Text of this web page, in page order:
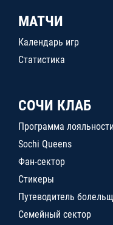
МАТЧИ
Календарь игр
Статистика
СОЧИ КЛАБ
Программа лояльности
Sochi Queens
Фан-сектор
Стикеры
Путеводитель
Семейный сектор